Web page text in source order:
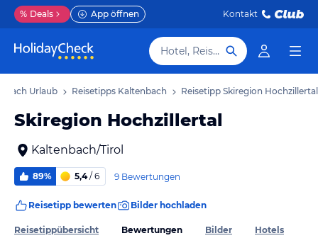
% Deals App öffnen Kontakt
Hotel, Reiseziel
Urlaub Reisetipps Kaltenbach Reisetipp Skiregion Hochzillertal
Skiregion Hochzillertal
Kaltenbach/Tirol
89% 5,4/ 6 9 Bewertungen
Reisetipp bewerten Bilder hochladen
Reisetippübersicht Bewertungen Bilder Hotels